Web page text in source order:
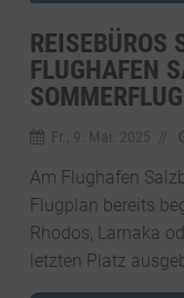
REISEBÜROS
FLUGHAFEN
Fr., 9. Mai. 2025
Am Flughafen
Flugplan bereits
Rhodos, Larnaka
letzten Platz